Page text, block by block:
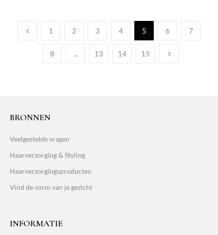
1 2 3 4 5 6 7
8 ... 13 14 15
BRONNEN
Veelgestelde vragen
Haarverzorging & Styling
Haarverzorgingsproducten
Vind de vorm van je gezicht
INFORMATIE